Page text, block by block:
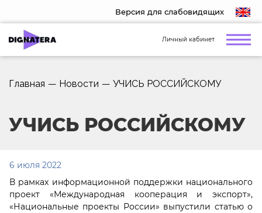
Версия для слабовидящих
Личный кабинет
Главная — Новости — УЧИСЬ РОССИЙСКОМУ
УЧИСЬ РОССИЙСКОМУ
6 июля 2022
В рамках информационной поддержки национального
проект «Международная кооперация и экспорт»,
«Национальные проекты России» выпустили статью о